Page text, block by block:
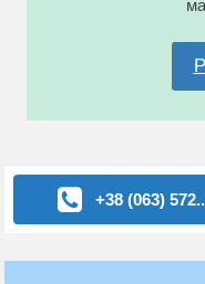
+38 (063) 572..